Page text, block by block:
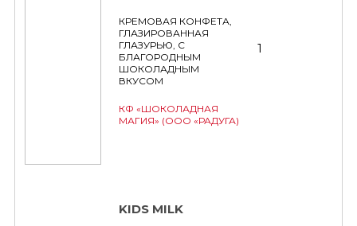
КРЕМОВАЯ КОНФЕТА,
ГЛАЗИРОВАННАЯ
ГЛАЗУРЬЮ, С
БЛАГОРОДНЫМ
ШОКОЛАДНЫМ
ВКУСОМ
КФ «ШОКОЛАДНАЯ
МАГИЯ» (ООО «РАДУГА)
1
KIDS MILK